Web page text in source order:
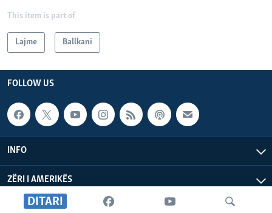
DITARI
This item is part of
Lajme Ballkani
FOLLOW US
INFO
ZËRI I AMERIKËS